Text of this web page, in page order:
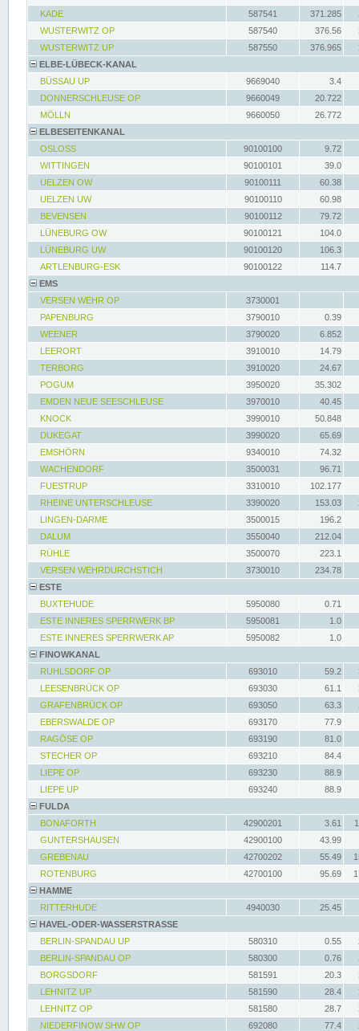
KADE
587541 371.285
WUSTERWITZ OP
587540 376.56
WUSTERWITZ UP
587550 376.965
ELBE-LÜBECK-KANAL
BÜSSAU UP
9669040
3.4
DONNERSCHLEUSE OP
9660049
20.722
MÖLLN
9660050
26.772
ELBESEITENKANAL
OSLOSS
90100100
9.72
WITTINGEN
90100101
39.0
UELZEN OW
90100111
60.38
UELZEN UW
90100110
60.98
BEVENSEN
90100112
79.72
LÜNEBURG OW
90100121
104.0
LÜNEBURG UW
90100120
106.3
ARTLENBURG-ESK
90100122
114.7
EMS
VERSEN WEHR OP
3730001
PAPENBURG
3790010
0.39
WEENER
3790020
6.852
LEERORT
3910010
14.79
TERBORG
3910020
24.67
POGUM
3950020
35.302
EMDEN NEUE SEESCHLEUSE
3970010
40.45
KNOCK
3990010
50.848
DUKEGAT
3990020
65.69
EMSHÖRN
9340010
74.32
WACHENDORF
3500031 96.71
FUESTRUP
3310010
102.177
RHEINE UNTERSCHLEUSE
3390020 153.03
LINGEN-DARME
3500015
196.2
DALUM
3550040 212.04
RÜHLE
3500070
223.1
VERSEN WEHRDURCHSTICH
3730010
234.78
ESTE
BUXTEHUDE
5950080
0.71
ESTE INNERES SPERRWERK BP
5950081
1.0
ESTE INNERES SPERRWERK AP
5950082
1.0
FINOWKANAL
RUHLSDORF OP
693010 59.2
LEESENBRÜCK OP
693030 61.1
GRAFENBRÜCK OP
693050 63.3
EBERSWALDE OP
693170
77.9
RAGÖSE OP
693190
81.0
STECHER OP
693210
84.4
LIEPE OP
693230
88.9
LIEPE UP
693240
88.9
FULDA
BONAFORTH
42900201 3.61
GUNTERSHAUSEN
42900100
43.99
GREBENAU
42700202 55.49
ROTENBURG
42700100 95.69
HAMME
RITTERHUDE
4940030
25.45
HAVEL-ODER-WASSERSTRASSE
BERLIN-SPANDAU UP
580310 0.55
BERLIN-SPANDAU OP
580300 0.76
BORGSDORF
581591 20.3
LEHNITZ UP
581590 28.4
LEHNITZ OP
581580 28.7
NIEDERFINOW SHW OP
692080 77.4